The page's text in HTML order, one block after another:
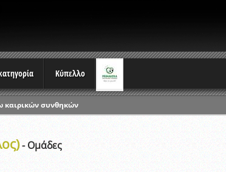
Κύπελλο
συνθηκών
γραπτών εξετάσεων και αγωνιστικών δοκιμασιών
- Ομάδες